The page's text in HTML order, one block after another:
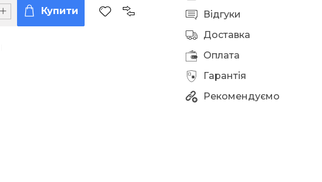
Відгуки
Доставка
Оплата
Гарантія
Рекомендуємо
Купити